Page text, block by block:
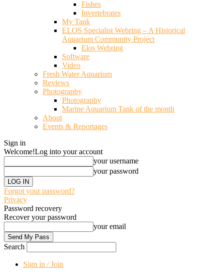
Fishes
Invertebrates
My Tank
ELOS Specialist Webring – A Historical
Aquarium Community Project
Elos Webring
Software
Video
Fresh Water Aquarium
Reviews
Photography
Photography
Marine Aquarium Tank of the month
About
Events & Reportages
Sign in
Welcome!Log into your account
your username
your password
Forgot your password?
Privacy
Password recovery
Recover your password
your email
Search
Sign in / Join